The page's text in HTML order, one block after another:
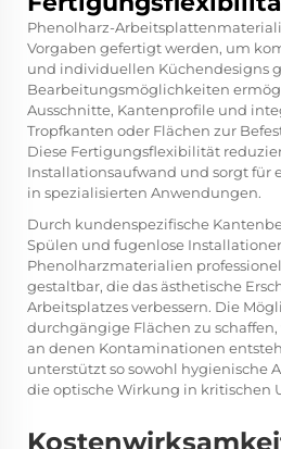
Phenolharz-
Vorgaben gefertigt werden, um
und individuellen Küchendesigns
Bearbeitungsmöglichkeiten
Ausschnitte, Kantenprofile und
Tropfkanten oder Flächen zur
Diese Fertigungsflexibilität
Installationsaufwand und sorgt für
in spezialisierten Anwendungen.
Durch kundenspezifische
Spülen und fugenlose
Phenolharzmaterialien
gestaltbar, die das ästhetische
Arbeitsplatzes verbessern. Die
durchgängige Flächen zu
an denen Kontaminationen
unterstützt so sowohl hygienische
die optische Wirkung in kritischen